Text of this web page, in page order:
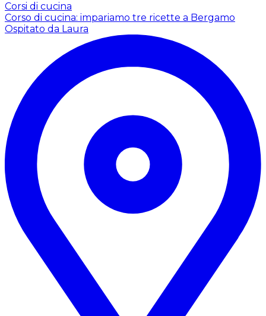
Corsi di cucina
Corso di cucina: impariamo tre ricette a Bergamo
Ospitato da Laura